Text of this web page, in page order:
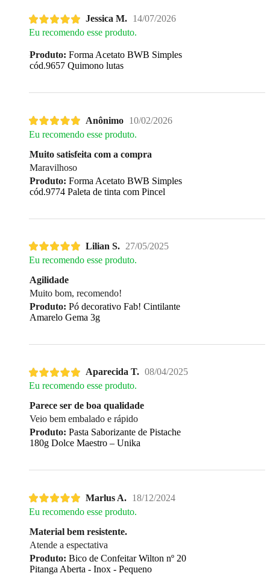
Jessica M. 14/07/2026
Eu recomendo esse produto.
Produto: Forma Acetato BWB Simples
cód.9657 Quimono lutas
Anônimo 10/02/2026
Eu recomendo esse produto.
Muito satisfeita com a compra
Maravilhoso
Produto: Forma Acetato BWB Simples
cód.9774 Paleta de tinta com Pincel
Lilian S. 27/05/2025
Eu recomendo esse produto.
Agilidade
Muito bom, recomendo!
Produto: Pó decorativo Fab! Cintilante
Amarelo Gema 3g
Aparecida T. 08/04/2025
Eu recomendo esse produto.
Parece ser de boa qualidade
Veio bem embalado e rápido
Produto: Pasta Saborizante de Pistache
180g Dolce Maestro – Unika
Marlus A. 18/12/2024
Eu recomendo esse produto.
Material bem resistente.
Atende a espectativa
Produto: Bico de Confeitar Wilton nº 20
Pitanga Aberta - Inox - Pequeno